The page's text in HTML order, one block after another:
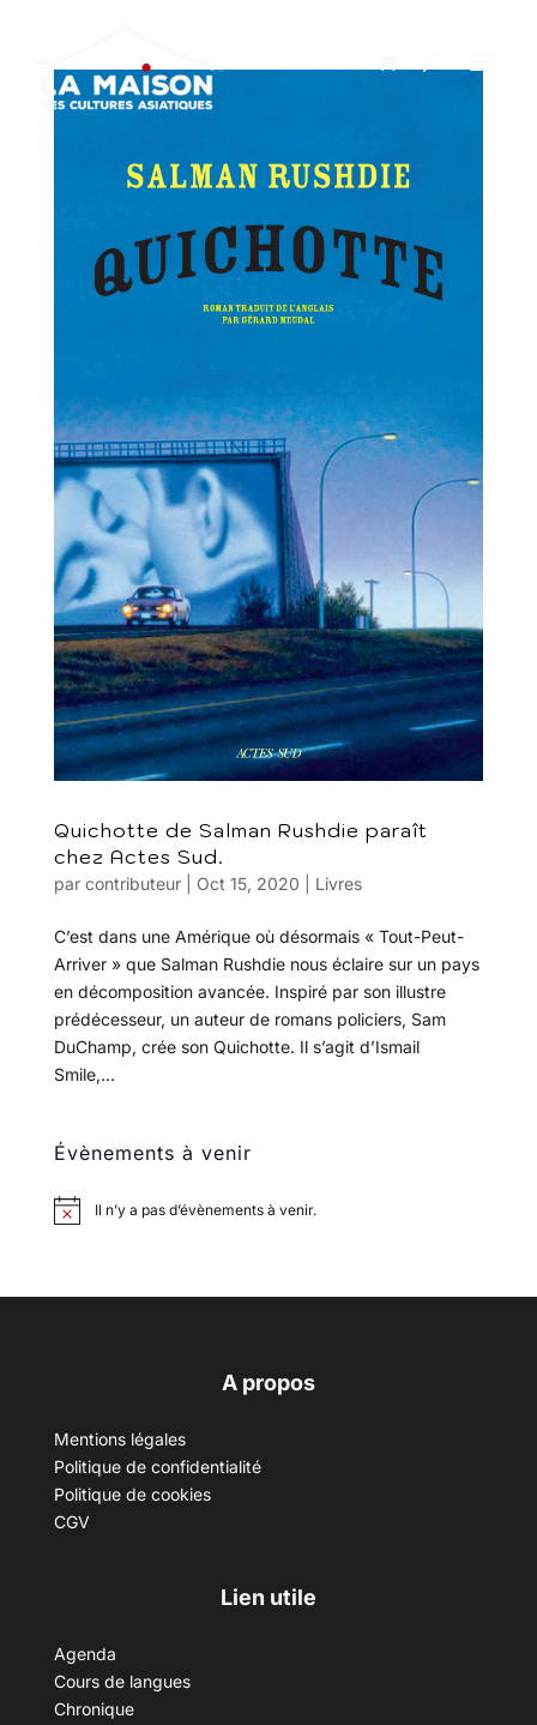
Quichotte de Salman Rushdie paraît
chez Actes Sud.
par contributeur| Oct 15, 2020 Livres
C’est dans une Amérique où désormais « Tout-Peut-
Arriver » que Salman Rushdie nous éclaire sur un pays
en décomposition avancée. Inspiré par son illustre
prédécesseur, un auteur de romans policiers, Sam
DuChamp, crée son Quichotte. Il s’agit d’Ismail
Smile,...
Évènements à venir
Il n’y a pas d’évènements à venir.
A propos
Mentions légales
Politique de confidentialité
Politique de cookies
CGV
Lien utile
Agenda
Cours de langues
Chronique